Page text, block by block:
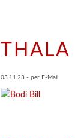
THALA
03.11.23 - per E-Mail